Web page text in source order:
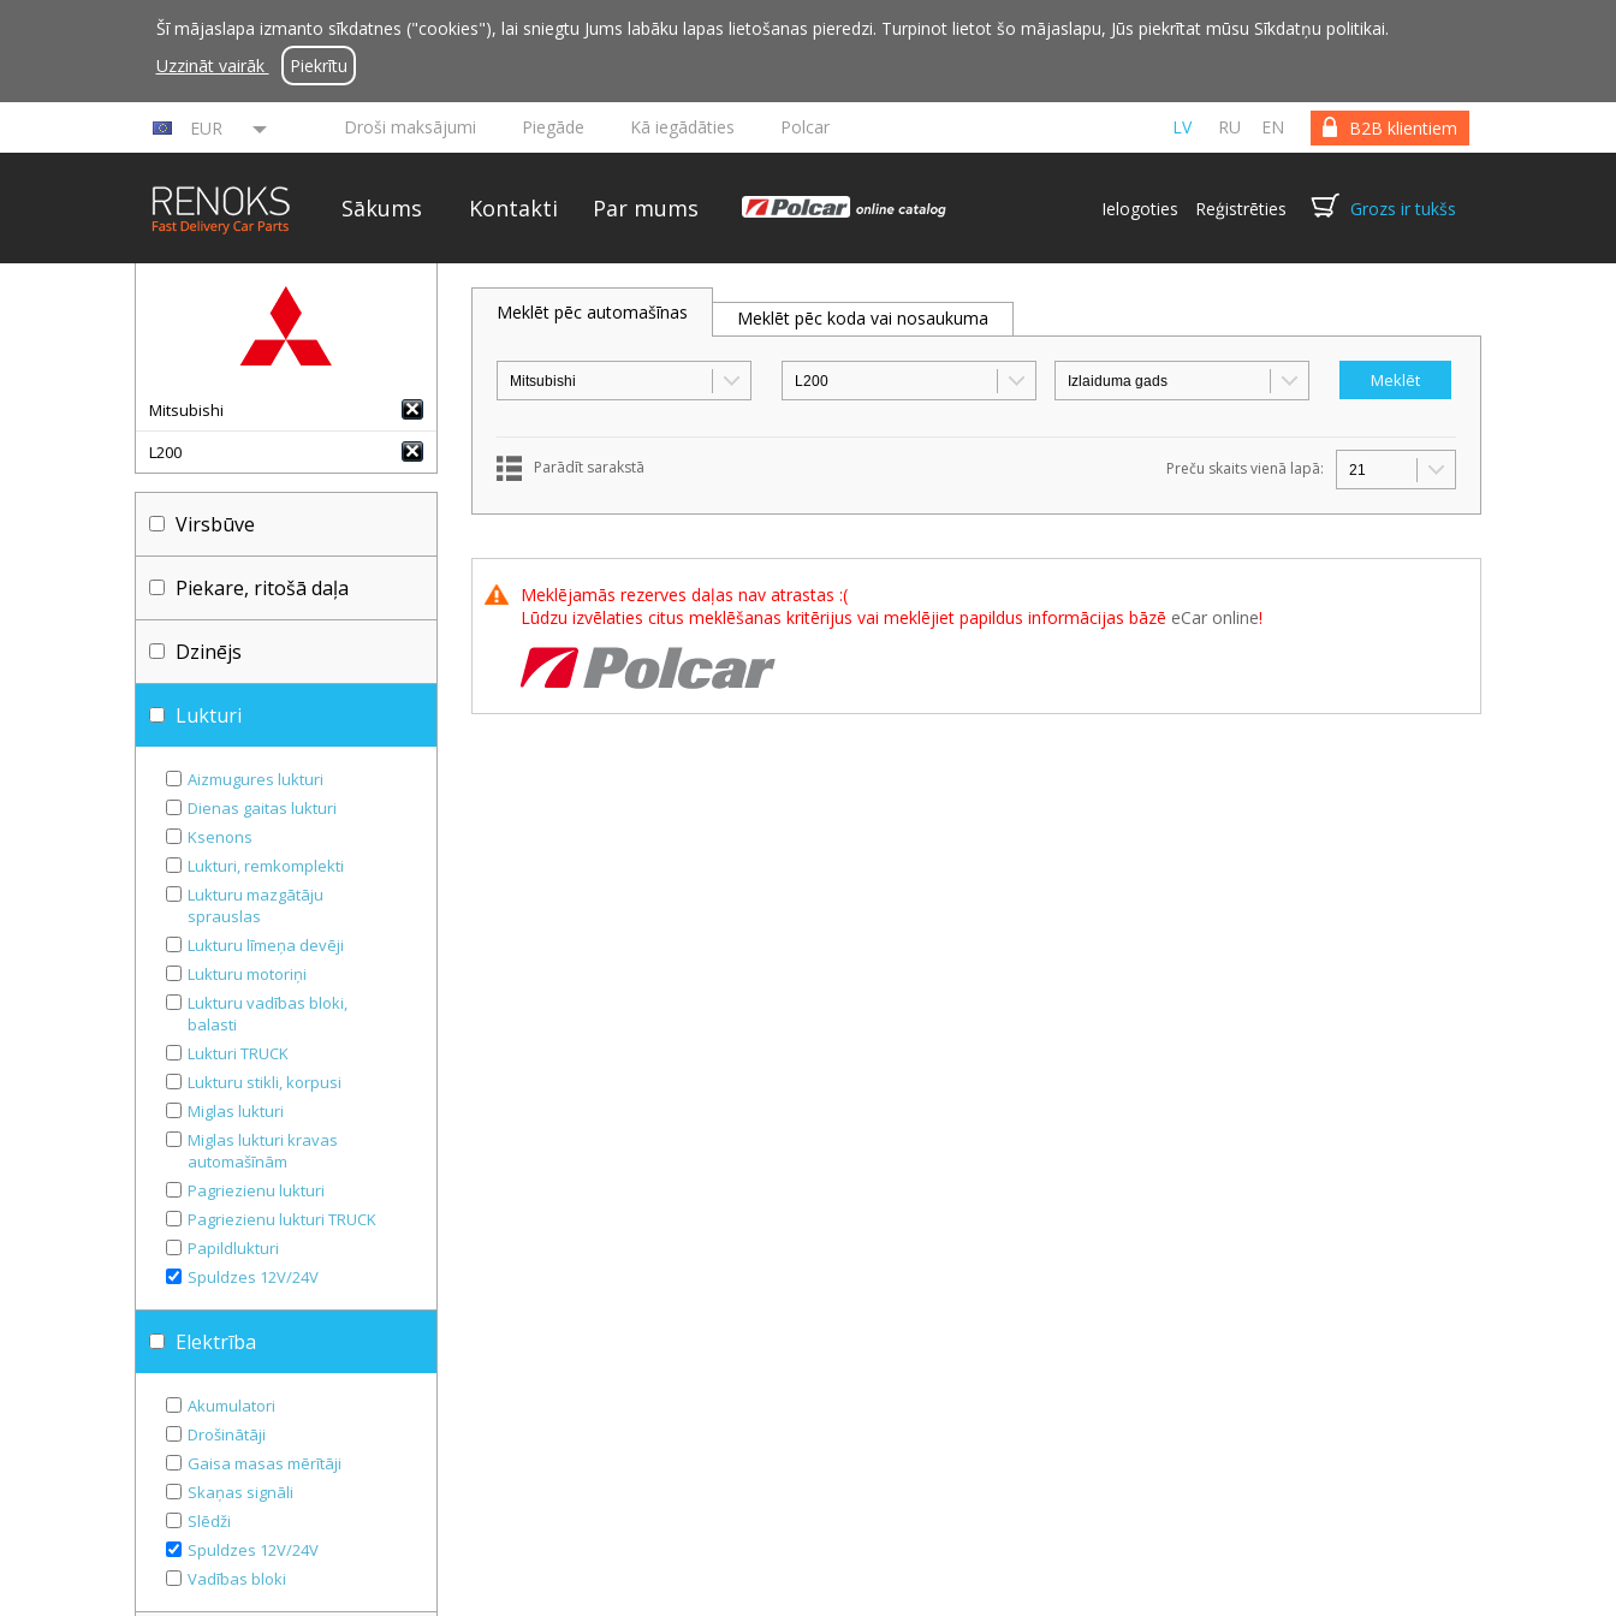
Šī mājaslapa izmanto sīkdatnes ("cookies"), lai sniegtu Jums labāku lapas lietošanas pieredzi. Turpinot lietot šo mājaslapu, Jūs piekrītat mūsu Sīkdatņu politikai.
Uzzināt vairāk
Piekrītu
EUR B2B klientiem
LV RU EN
Droši maksājumi Piegāde Kā iegādāties Polcar
Sākums Kontakti Par mums Ielogoties Reģistrēties Grozs ir tukšs
Mitsubishi
L200
Virsbūve
Piekare, ritošā daļa
Dzinējs
Lukturi
Aizmugures lukturi
Dienas gaitas lukturi
Ksenons
Lukturi, remkomplekti
Lukturu mazgātāju
sprauslas
Lukturu līmeņa devēji
Lukturu motoriņi
Lukturu vadības bloki,
balasti
Lukturi TRUCK
Lukturu stikli, korpusi
Miglas lukturi
Miglas lukturi kravas
automašīnām
Pagriezienu lukturi
Pagriezienu lukturi TRUCK
Papildlukturi
Spuldzes 12V/24V
Elektrība
Akumulatori
Drošinātāji
Gaisa masas mērītāji
Skaņas signāli
Slēdži
Spuldzes 12V/24V
Vadības bloki
Meklēt pēc automašīnas Meklēt pēc koda vai nosaukuma
Parādīt sarakstā Preču skaits vienā lapā:
Meklējamās rezerves daļas nav atrastas :(
Lūdzu izvēlaties citus meklēšanas kritērijus vai meklējiet papildus informācijas bāzē eCar online!